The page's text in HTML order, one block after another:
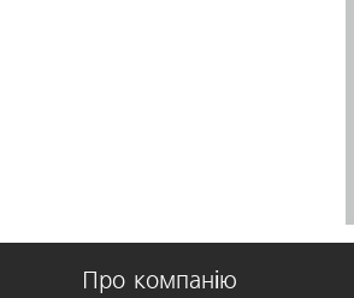
Про компанію